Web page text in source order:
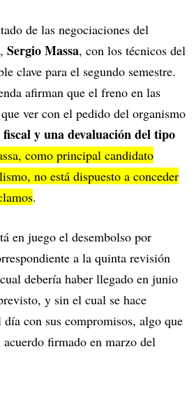
de las negociaciones del
Sergio Massa, con los técnicos del
clave para el segundo semestre.
afirman que el freno en las
ver con el pedido del organismo
y una devaluación del tipo
como principal candidato
no está dispuesto a conceder
.
en juego el desembolso por
a la quinta revisión
debería haber llegado en junio
y sin el cual se hace
con sus compromisos, algo que
firmado en marzo del